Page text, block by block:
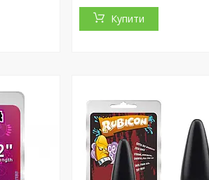
Купити